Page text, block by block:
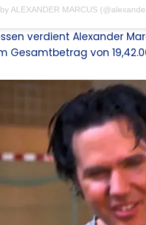
ALEXANDER MARCUS
verdient Alexander
Gesamtbetrag von